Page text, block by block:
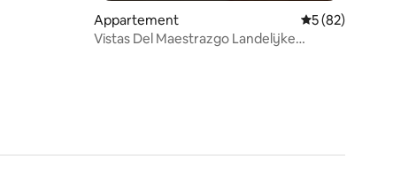
Appartement Gemiddelde
5 (82)
Vistas Del Maestrazgo Landelijke